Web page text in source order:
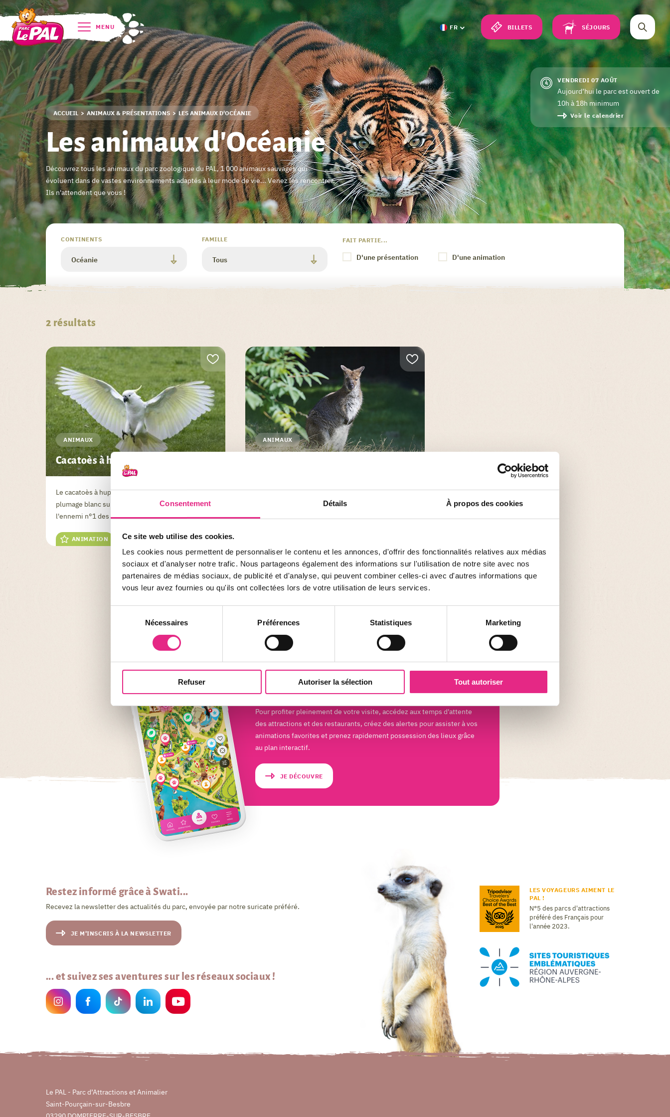
Consentement Détails À propos des cookies
Ce site web utilise des cookies.
Les cookies nous permettent de personnaliser le contenu et les annonces, d'offrir des fonctionnalités relatives aux médias
sociaux et d'analyser notre trafic. Nous partageons également des informations sur l'utilisation de notre site avec nos
partenaires de médias sociaux, de publicité et d'analyse, qui peuvent combiner celles-ci avec d'autres informations que
vous leur avez fournies ou qu'ils ont collectées lors de votre utilisation de leurs services.
consentement
Nécessaires Préférences Statistiques Marketing
Refuser Autoriser la sélection Tout autoriser
MENU FR BILLETS SÉJOURS
ACCUEIL ANIMAUX & PRÉSENTATIONS LES ANIMAUX D'OCÉANIE
Les animaux d'Océanie
Découvrez tous les animaux du parc zoologique du PAL, 1 000 animaux sauvages qui
évoluent dans de vastes environnements adaptés à leur mode de vie... Venez les rencontrer.
Ils n'attendent que vous !
CONTINENTS FAMILLE FAIT PARTIE...
D'une présentation D'une animation
Valider
VENDREDI 07 AOÛT
Aujourd’hui le parc est ouvert de
10h à 18h minimum
Voir le calendrier
2 résultats
ANIMAUX
Cacatoès à huppe jaune
Le cacatoès à huppe jaune, très attirant avec son
plumage blanc surmonté de jaune, est pourtant
l'ennemi n°1 des agriculteurs.
ANIMATION
ANIMAUX
Le wallaby de Bennett est apparenté au kangourou.
Il se déplace en faisant des petits bonds et,
généralement, est actif du crépuscule jusqu'à
Découvrez l'application
Pour profiter pleinement de votre visite, accédez aux temps d'attente
des attractions et des restaurants, créez des alertes pour assister à vos
animations favorites et prenez rapidement possession des lieux grâce
au plan interactif.
JE DÉCOUVRE
Restez informé grâce à Swati...
Recevez la newsletter des actualités du parc, envoyée par notre suricate préféré.
JE M'INSCRIS À LA NEWSLETTER
... et suivez ses aventures sur les réseaux sociaux !
LES VOYAGEURS AIMENT LE
PAL !
N°5 des parcs d'attractions
préféré des Français pour
l'année 2023.
Le PAL - Parc d’Attractions et Animalier
Saint-Pourçain-sur-Besbre